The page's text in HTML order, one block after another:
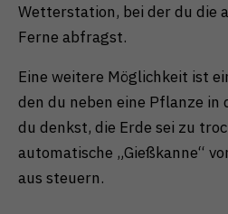
Wetterstation, bei der du die
Ferne abfragst.
Eine weitere Möglichkeit ist
den du neben eine Pflanze in
du denkst, die Erde sei zu
automatische „Gießkanne“
aus steuern.